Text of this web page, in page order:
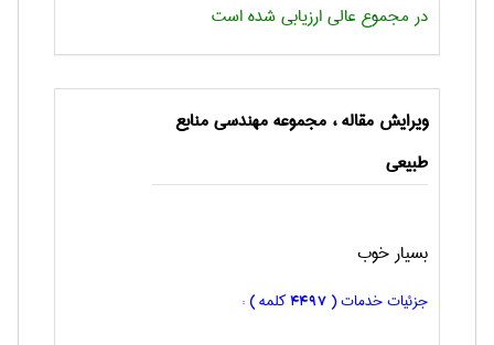
در مجموع عالی ارزیابی شده است
ویرایش مقاله ، مجموعه مهندسی منابع
طبيعی
بسیار خوب
جزئیات خدمات ( 4497کلمه ) :